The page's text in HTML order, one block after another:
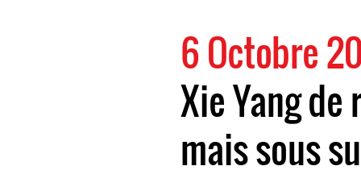
6 Octobre
Xie Yang
mais sous